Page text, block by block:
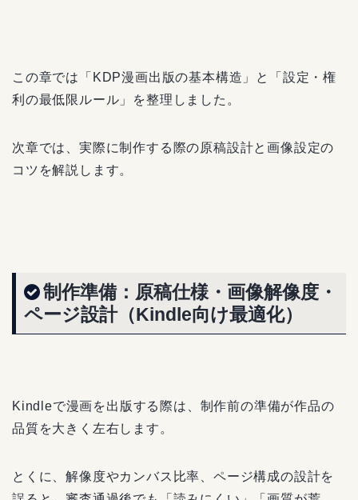
この章では「KDP漫画出版の基本構造」と「設定・権
利の最低限ルール」を整理しました。
次章では、実際に制作する際の原稿設計と画像設定の
コツを解説します。
制作準備：原稿仕様・画像解像度・
ページ設計（Kindle向け最適化）
Kindleで漫画を出版する際は、制作前の準備が作品の
品質を大きく左右します。
とくに、解像度やカンバス比率、ページ構成の設計を